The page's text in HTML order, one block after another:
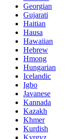
Georgian
Gujarati
Haitian
Hausa
Hawaiian
Hebrew
Hmong
Hungarian
Icelandic
Igbo
Javanese
Kannada
Kazakh
Khmer
Kurdish
Kyrgyz